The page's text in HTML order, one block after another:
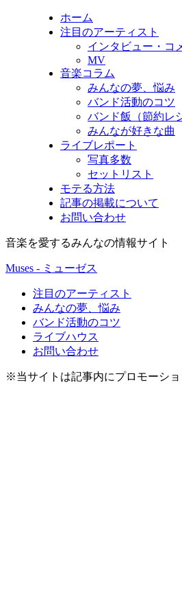
ホーム
注目のアーティスト
インタビュー・コ
MV
音楽コラム
みんなの夢、悩み
バンド活動のコツ
バンド飯（節約レ
みんなが好きな曲
ライブレポート
写真多数
セットリスト
モテる方法
記事の掲載について
お問い合わせ
音楽を愛するみんなの情報サイト
Muses - ミューゼス
注目のアーティスト
みんなの夢、悩み
バンド活動のコツ
ライブハウス
お問い合わせ
※当サイトは記事内にプロモーショ